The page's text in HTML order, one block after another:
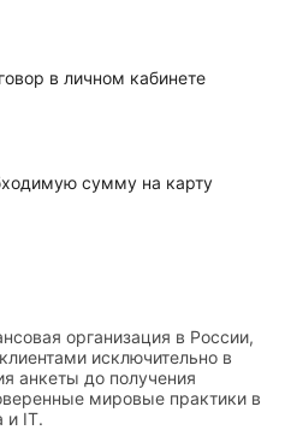
в личном кабинете
сумму на карту
организация в России,
исключительно в
анкеты до получения
мировые практики в
и IT.